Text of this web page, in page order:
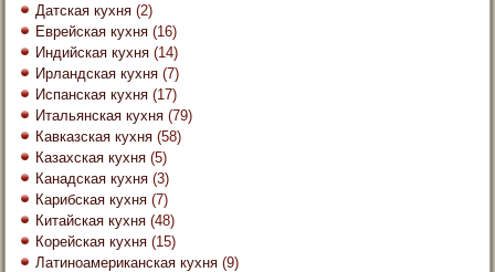
Датская кухня (2)
Еврейская кухня (16)
Индийская кухня (14)
Ирландская кухня (7)
Испанская кухня (17)
Итальянская кухня (79)
Кавказская кухня (58)
Казахская кухня (5)
Канадская кухня (3)
Карибская кухня (7)
Китайская кухня (48)
Корейская кухня (15)
Латиноамериканская кухня (9)